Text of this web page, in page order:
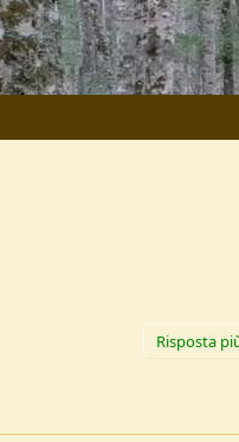
Risposta